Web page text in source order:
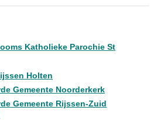
Katholieke Parochie St
Holten
Gemeente Noorderkerk
Gemeente Rijssen-Zuid